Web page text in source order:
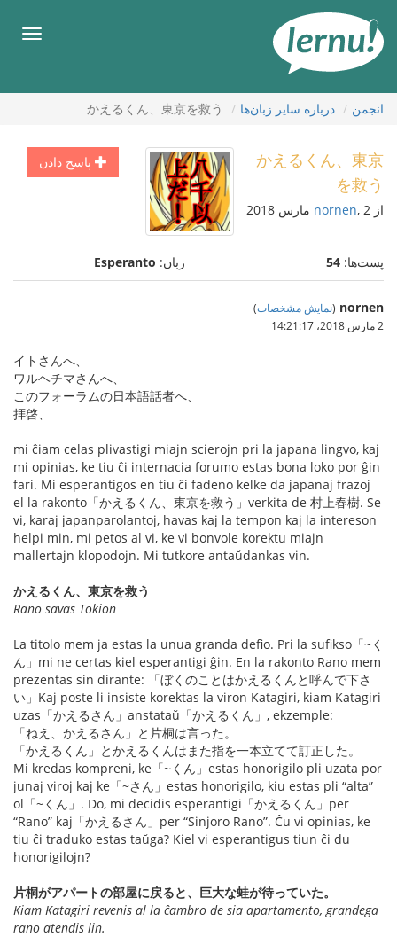
محتوا
انجمن درباره ساير زبان‌ها かえるくん、東京を救う
پاسخ دادن
かえるくん、東京
を救う
از nornen, 2 مارس 2018
پست‌ها: 54 زبان: Esperanto
nornen
(نمایش مشخصات)
2 مارس 2018،‏ 14:21:17
イトさんへ、
ワルヘチマさんへ、
このフォーラムの日本語話者へ、
拝啓、
mi ĉiam celas plivastigi miajn scierojn pri la japana lingvo, kaj
mi opinias, ke tiu ĉi internacia forumo estas bona loko por ĝin
fari. Mi esperantigos en tiu ĉi fadeno kelke da japanaj frazoj
el la rakonto「かえるくん、東京を救う」verkita de 村上春樹. Se
vi, karaj japanparolantoj, havas kaj la tempon kaj la intereson
helpi min, mi petos al vi, ke vi bonvole korektu miajn
mallertajn klopodojn. Mi tutkore antaŭdankas vin.
かえるくん、東京を救う
Rano savas Tokion
La titolo mem ja estas la unua granda defio. Pri la sufikso「~く
ん」mi ne certas kiel esperantigi ĝin. En la rakonto Rano mem
prezentas sin dirante: 「ぼくのことはかえるくんと呼んで下さ
い」Kaj poste li insiste korektas la viron Katagiri, kiam Katagiri
uzas「かえるさん」anstataŭ「かえるくん」, ekzemple:
「ねえ、かえるさん」と片桐は言った。
「かえるくん」とかえるくんはまた指を一本立てて訂正した。
Mi kredas kompreni, ke「~くん」estas honorigilo pli uzata por
junaj viroj kaj ke「~さん」estas honorigilo, kiu estas pli “alta”
ol「~くん」. Do, mi decidis esperantigi「かえるくん」per
“Rano” kaj「かえるさん」per “Sinjoro Rano”. Ĉu vi opinias, ke
tiu ĉi traduko estas taŭga? Kiel vi esperantigus tiun ĉi du
honorigilojn?
片桐がアパートの部屋に戻ると、巨大な蛙が待っていた。
Kiam Katagiri revenis al la ĉambro de sia apartamento, grandega
rano atendis lin.